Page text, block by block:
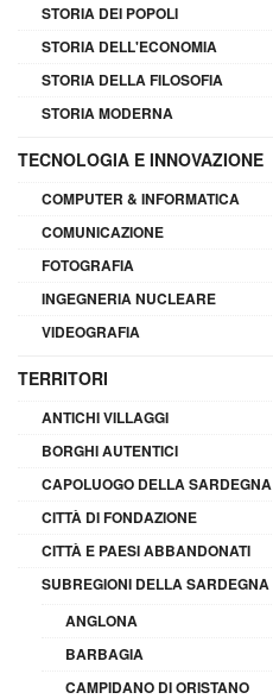
STORIA DEI POPOLI
STORIA DELL'ECONOMIA
STORIA DELLA FILOSOFIA
STORIA MODERNA
TECNOLOGIA E INNOVAZIONE
COMPUTER & INFORMATICA
COMUNICAZIONE
FOTOGRAFIA
INGEGNERIA NUCLEARE
VIDEOGRAFIA
TERRITORI
ANTICHI VILLAGGI
BORGHI AUTENTICI
CAPOLUOGO DELLA SARDEGNA
CITTÀ DI FONDAZIONE
CITTÀ E PAESI ABBANDONATI
SUBREGIONI DELLA SARDEGNA
ANGLONA
BARBAGIA
CAMPIDANO DI ORISTANO